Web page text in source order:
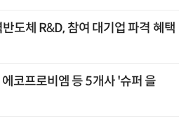
도체 R&D, 참여 대기업 파격 혜택
코프로비엠 등 5개사 '슈퍼 을